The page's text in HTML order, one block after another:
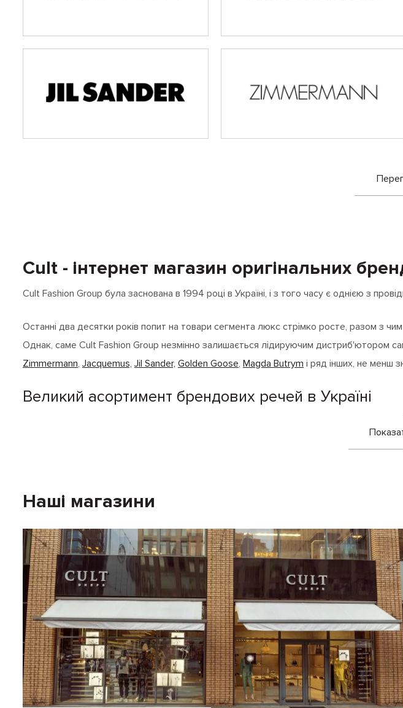
Cult - інтернет магазин оригінальних
Cult Fashion Group була заснована в 1994 році в Україні, і з того часу є однією з
Останні два десятки років попит на товари сегмента люкс стрімко росте, разом з чим
Однак, саме Cult Fashion Group незмінно залишається лідируючим дистриб'ютором
Zimmermann, Jacquemus, Jil Sander, Golden Goose, Magda Butrym і ряд інших, не менш
Великий асортимент брендових речей в Україні
Наш онлайн-бутік відкриває доступ до унікальної селекції модних предметів
Тепер купити оригінальні брендові речі можна в нашому інтернет-магазині:
Фантазійні нарядні сукні і суворі чоловічі костюми для вечірніх заходів;
Популярні казаки і ботфорти, туфлі-човники і босоніжки, лофери і сандалі, черевики
Сумки-тоут, кроссбоді, шопери, портфелі та аксесуари, а також інші дизайнерські
Оригінальні речі від люксових брендів
На сайті Cult Boutique ви можете купити брендові речі провідних дизайнерів світу.
особливою увагою ставляться до якості. А також прагнуть створити стиль життя,
Культові колекціїGivenchy,VersaceіBalenciaga
Наші магазини